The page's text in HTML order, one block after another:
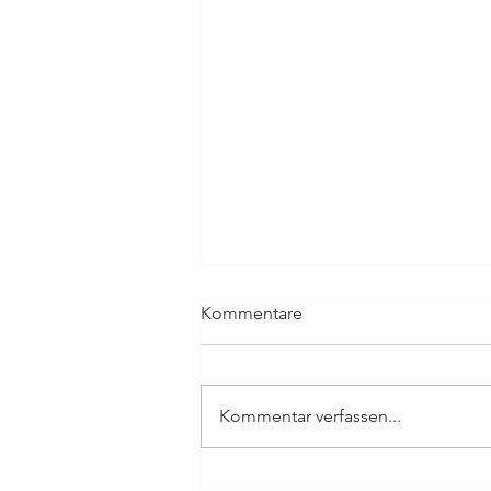
Kommentare
Kommentar verfassen...